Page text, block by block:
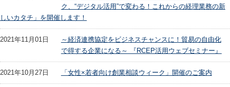
ク、“デジタル活用”で変わる！これからの経理業務の新
しいカタチ」を開催します！
2021年11月01日
～経済連携協定をビジネスチャンスに！貿易の自由化
で得する企業になる～ 『RCEP活用ウェブセミナー』
2021年10月27日 「女性×若者向け創業相談ウィーク」開催のご案内